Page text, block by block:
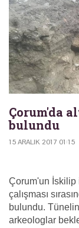
Çorum'da
bulundu
15 ARALIK 2017 01:15
Çorum'un İskilip
çalışması
bulundu.
arkeologlar